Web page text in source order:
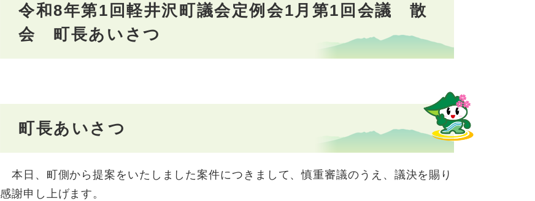
令和8年第1回軽井沢町議会定例会1月第1回会議 散
会 町長あいさつ
町長あいさつ
本日、町側から提案をいたしました案件につきまして、慎重審議のうえ、議決を賜り
感謝申し上げます。